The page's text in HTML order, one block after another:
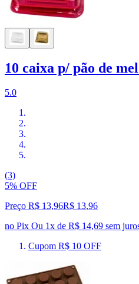
10 caixa p/ pão de
5.0
(3)
5% OFF
Preço R$ 13,96R$ 13,96
no Pix Ou 1x de R$ 14,69 sem
Cupom R$ 10 OFF